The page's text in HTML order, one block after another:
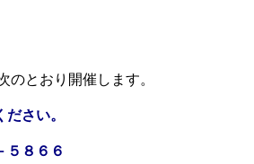
のとおり開催します。
さい。
８６６